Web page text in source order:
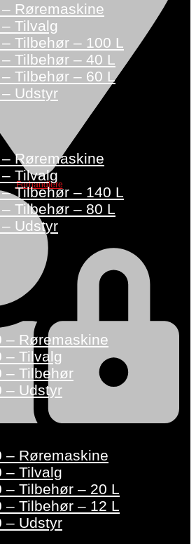
Forhandlere
Røremaskine
Tilvalg
Tilbehør – 100 L
Tilbehør – 40 L
Tilbehør – 60 L
Udstyr
Røremaskine
Tilvalg
Tilbehør – 140 L
Tilbehør – 80 L
Udstyr
– Røremaskine
– Tilvalg
– Tilbehør
– Udstyr
– Røremaskine
– Tilvalg
– Tilbehør – 20 L
– Tilbehør – 12 L
– Udstyr